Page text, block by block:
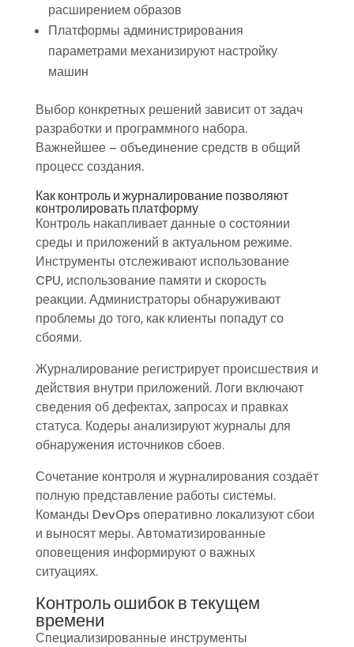
расширением образов
Платформы администрирования
параметрами механизируют настройку
машин
Выбор конкретных решений зависит от задач
разработки и программного набора.
Важнейшее – объединение средств в общий
процесс создания.
Как контроль и журналирование позволяют
контролировать платформу
Контроль накапливает данные о состоянии
среды и приложений в актуальном режиме.
Инструменты отслеживают использование
CPU, использование памяти и скорость
реакции. Администраторы обнаруживают
проблемы до того, как клиенты попадут со
сбоями.
Журналирование регистрирует происшествия и
действия внутри приложений. Логи включают
сведения об дефектах, запросах и правках
статуса. Кодеры анализируют журналы для
обнаружения источников сбоев.
Сочетание контроля и журналирования создаёт
полную представление работы системы.
Команды DevOps оперативно локализуют сбои
и выносят меры. Автоматизированные
оповещения информируют о важных
ситуациях.
Контроль ошибок в текущем
времени
Специализированные инструменты